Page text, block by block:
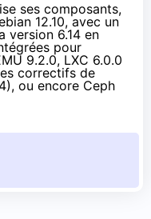
ses composants,
12.10, avec un
version 6.14 en
pour
9.2.0, LXC 6.0.0
correctifs de
ou encore Ceph